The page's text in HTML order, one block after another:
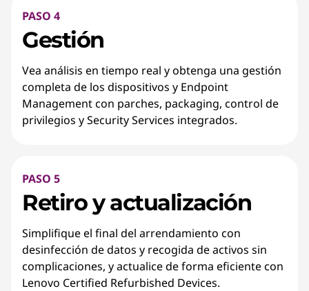
PASO 4
Gestión
Vea análisis en tiempo real y obtenga una gestión
completa de los dispositivos y Endpoint
Management con parches, packaging, control de
privilegios y Security Services integrados.
PASO 5
Retiro y actualización
Simplifique el final del arrendamiento con
desinfección de datos y recogida de activos sin
complicaciones, y actualice de forma eficiente con
Lenovo Certified Refurbished Devices.